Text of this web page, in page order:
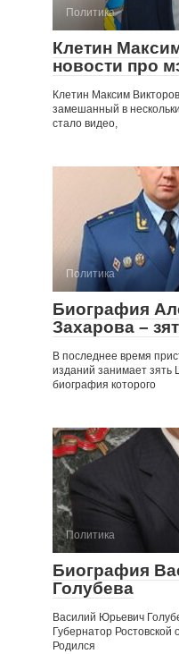
Политика
Клетин
новости про
Клетин Максим
замешанный в
стало видео,
Политика
Биография
Захарова –
В последнее время
изданий занимает зять
биография которого
Политика
Биография
Голубева
Василий Юрьевич
Губернатор Ростовской
Родился